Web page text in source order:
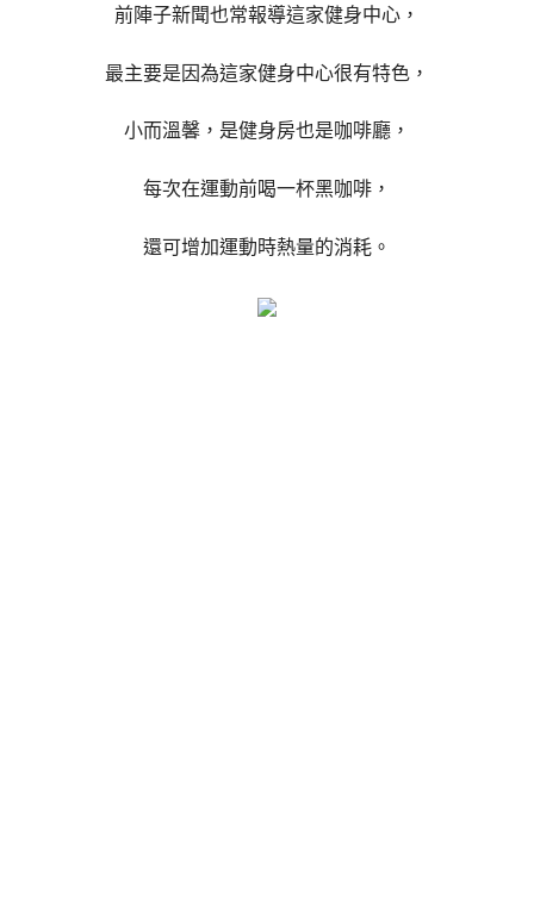
前陣子新聞也常報導這家健身中心，
最主要是因為這家健身中心很有特色，
小而溫馨，是健身房也是咖啡廳，
每次在運動前喝一杯黑咖啡，
還可增加運動時熱量的消耗。